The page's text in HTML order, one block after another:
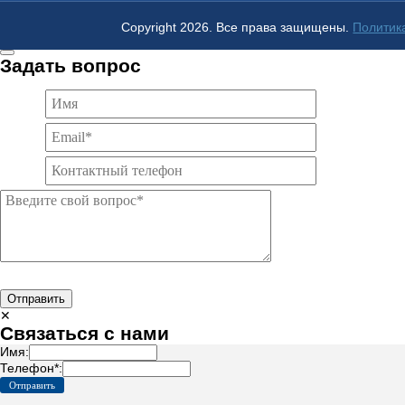
Copyright 2026. Все права защищены.
Задать вопрос
Отправить
✕
Связаться с нами
Имя:
Телефон*: